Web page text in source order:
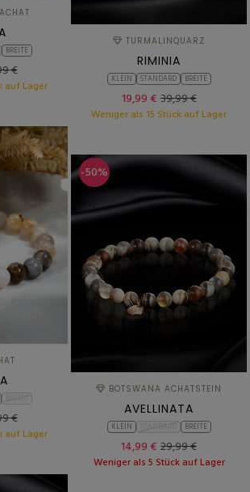
BREITE
€
auf Lager
TURMALINQUARZ
RIMINIA
KLEIN STANDARD BREITE
19,99 €39,99 €
Weniger als 15 Stück auf Lager
€
auf Lager
-50%
BOTSWANA ACHATSTEIN
AVELLINATA
KLEIN BREITE
14,99 € 29,99 €
Weniger als 5 Stück auf Lager